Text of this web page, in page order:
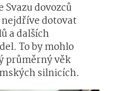
Svazu dovozců
dotovat
a dalších
To by mohlo
průměrný věk
silnicích.